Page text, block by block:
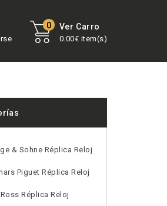
Ver Carro
0.00€ item(s)
0
& Sohne Réplica Reloj
Piguet Réplica Reloj
Réplica Reloj